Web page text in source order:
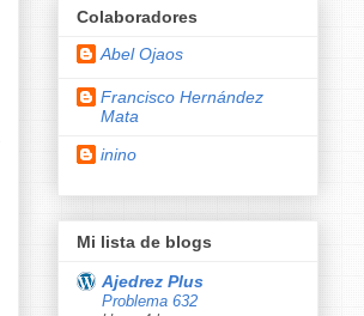
Colaboradores
Abel Ojaos
Francisco Hernández
Mata
inino
Mi lista de blogs
Ajedrez Plus
Problema 632